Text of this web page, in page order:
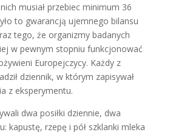
musiał przebiec minimum 36
to gwarancją ujemnego bilansu
tego, że organizmy badanych
w pewnym stopniu funkcjonować
Europejczycy. Każdy z
dziennik, w którym zapisywał
z eksperymentu.
dwa posiłki dziennie, dwa
kapustę, rzepę i pół szklanki mleka